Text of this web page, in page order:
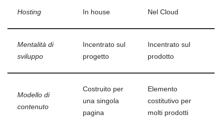
Hosting In house Nel Cloud
Mentalità di
sviluppo
Incentrato sul
progetto
Incentrato sul
prodotto
Modello di
contenuto
Costruito per
una singola
pagina
Elemento
costitutivo per
molti prodotti